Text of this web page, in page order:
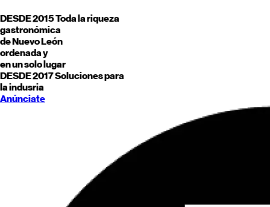
DESDE 2015Toda la riqueza
gastronómica
deNuevo León
ordenada y
en un solo lugar
DESDE 2017Soluciones para
la indusria
Anúnciate